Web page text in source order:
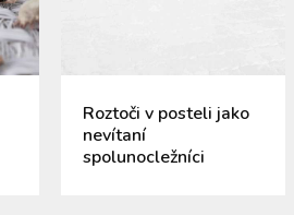
Roztoči v posteli jako
nevítaní
spolunocležníci